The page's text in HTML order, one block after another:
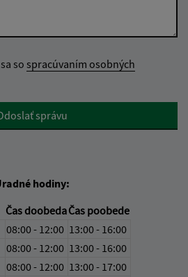
so spracúvaním osobných
správu
hodiny:
Čas doobedaČas poobede
08:00 - 12:00 13:00 - 16:00
08:00 - 12:00 13:00 - 16:00
08:00 - 12:00 13:00 - 17:00